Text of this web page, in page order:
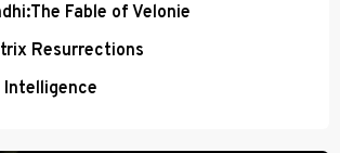
Fable of Velonie
Resurrections
Intelligence